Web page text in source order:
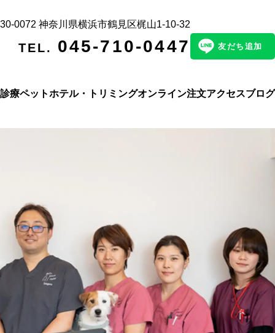
0072 神奈川県横浜市鶴⾒区梶⼭1-10-32
TEL. 045-710-0447 友だち追加
療ペットホテル・トリミングオンライン注文アクセスブログ